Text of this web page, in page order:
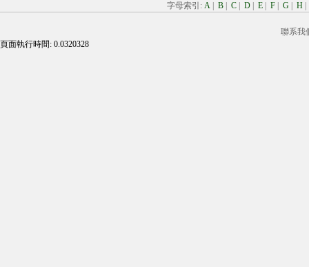
字母索引: A B C D E F G H
聯系我
頁面執行時間: 0.0320328